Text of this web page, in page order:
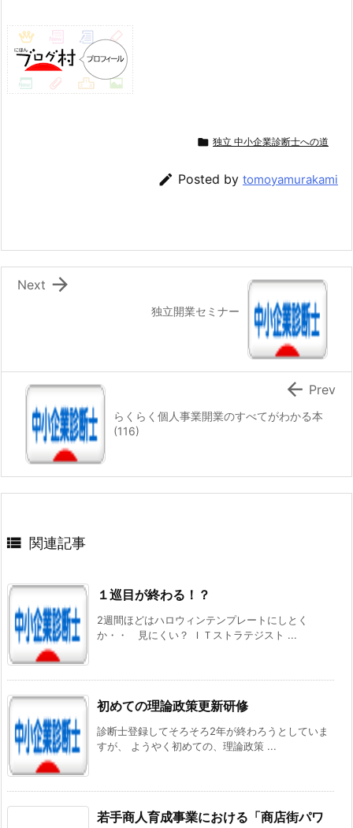
 独立 中小企業診断士への道
 Posted by tomoyamurakami
独立開業セミナー

Next
らくらく個人事業開業のすべてがわかる本
(116)
 Prev
 関連記事
１巡目が終わる！？
2週間ほどはハロウィンテンプレートにしとく
か・・ 見にくい？ ＩＴストラテジスト ...
初めての理論政策更新研修
診断士登録してそろそろ2年が終わろうとしていま
すが、 ようやく初めての、理論政策 ...
若手商人育成事業における「商店街パワ